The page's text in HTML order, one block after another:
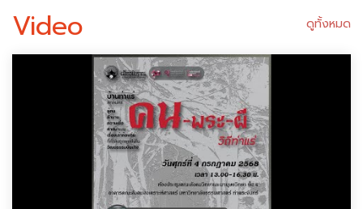
Video ดูทั้งหมด